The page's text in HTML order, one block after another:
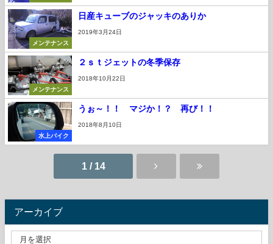
メンテナンス
日産キューブのジャッキのありか
2019年3月24日
メンテナンス
２ｓｔジェットの冬季保存
2018年10月22日
水上バイク
うぉ～！！ マジか！？ 再び！！
2018年8月10日
1 / 14
アーカイブ